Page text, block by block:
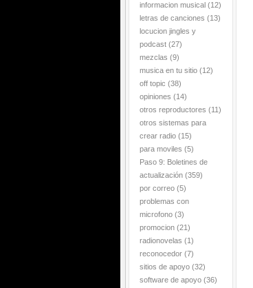
informacion musical (12)
letras de canciones (13)
locucion jingles y
podcast (27)
mezclas (9)
musica en tu sitio (12)
off topic (38)
opiniones (14)
otros reproductores (11)
otros sistemas para
crear radio (15)
para moviles (5)
Paso 9: Boletines de
actualización (359)
por correo (5)
problemas con
microfono (3)
promocion (21)
radionovelas (1)
reconocedor (7)
sitios de apoyo (32)
software de apoyo (36)